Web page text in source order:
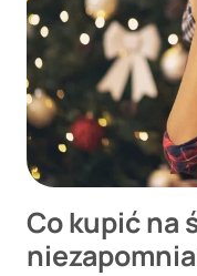
ORAZ
Co kupić na